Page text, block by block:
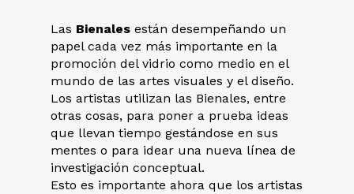
Las Bienales están desempeñando un
papel cada vez más importante en la
promoción del vidrio como medio en el
mundo de las artes visuales y el diseño.
Los artistas utilizan las Bienales, entre
otras cosas, para poner a prueba ideas
que llevan tiempo gestándose en sus
mentes o para idear una nueva línea de
investigación conceptual.
Esto es importante ahora que los artistas